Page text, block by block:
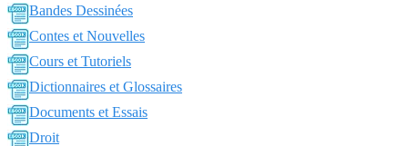
Bandes Dessinées
Contes et Nouvelles
Cours et Tutoriels
Dictionnaires et Glossaires
Documents et Essais
Droit